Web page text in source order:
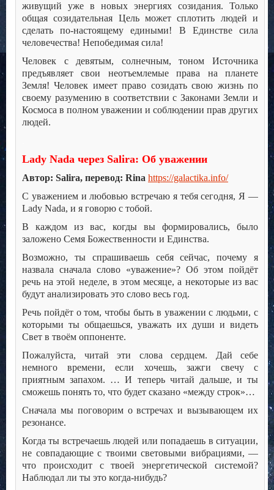
живущий уже в новых энергиях созидания. Только
общая созидательная Цель может сплотить людей и
сделать по-настоящему едиными! В Единстве сила
человечества! Непобедимая сила!
Человек с девятым, солнечным, тоном Источника
предъявляет свои неотъемлемые права на планете
Земля! Человек имеет право созидать свою жизнь по
своему разумению в соответствии с Законами Земли и
Космоса в полном уважении и соблюдении прав других
людей.
Lady Nada через Salira: Об уважении
Автор: Salira, перевод: Rina https://galactika.info/
С уважением и любовью встречаю я тебя сегодня, Я —
Lady Nada, и я говорю с тобой.
В каждом из вас, когды вы формировались, было
заложено Семя Божественности и Единства.
Возможно, ты спрашиваешь себя сейчас, почему я
назвала сначала слово «уважение»? Об этом пойдёт
речь на этой неделе, в этом месяце, а некоторые из вас
будут анализировать это слово весь год.
Речь пойдёт о том, чтобы быть в уважении с людьми, с
которыми ты общаешься, уважать их души и видеть
Свет в твоём оппоненте.
Пожалуйста, читай эти слова сердцем. Дай себе
немного времени, если хочешь, зажги свечу с
приятным запахом. … И теперь читай дальше, и ты
сможешь понять то, что будет сказано «между строк»…
Сначала мы поговорим о встречах и вызывающем их
резонансе.
Когда ты встречаешь людей или попадаешь в ситуации,
не совпадающие с твоими световыми вибрациями, —
что происходит с твоей энергетической системой?
Наблюдал ли ты это когда-нибудь?